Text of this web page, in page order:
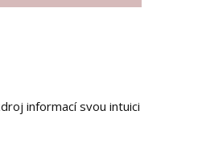
informací svou intuici